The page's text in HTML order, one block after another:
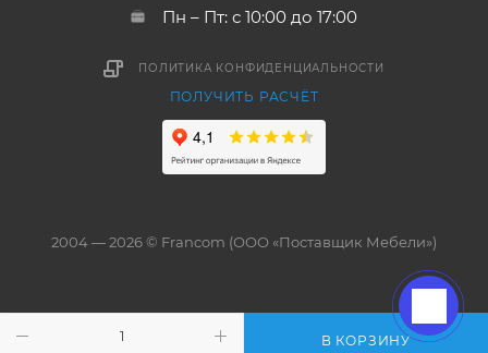
В КОРЗИНУ
Пн – Пт: с 10:00 до 17:00
ПОЛИТИКА КОНФИДЕНЦИАЛЬНОСТИ
ПОЛУЧИТЬ РАСЧЁТ
2004 — 2026 © Francom (ООО «Поставщик Мебели»)